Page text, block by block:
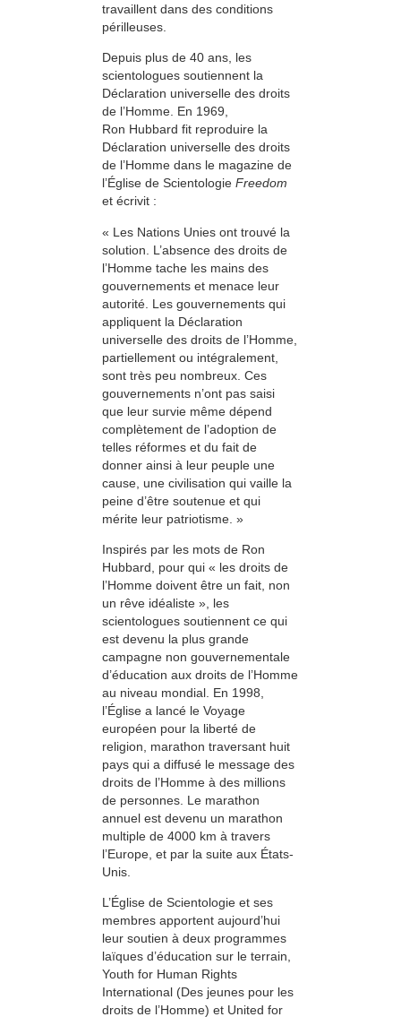
travaillent dans des conditions
périlleuses.
Depuis plus de 40 ans, les
scientologues soutiennent la
Déclaration universelle des droits
de l’Homme. En 1969,
Ron Hubbard fit reproduire la
Déclaration universelle des droits
de l’Homme dans le magazine de
l’Église de Scientologie Freedom
et écrivit :
« Les Nations Unies ont trouvé la
solution. L’absence des droits de
l’Homme tache les mains des
gouvernements et menace leur
autorité. Les gouvernements qui
appliquent la Déclaration
universelle des droits de l’Homme,
partiellement ou intégralement,
sont très peu nombreux. Ces
gouvernements n’ont pas saisi
que leur survie même dépend
complètement de l’adoption de
telles réformes et du fait de
donner ainsi à leur peuple une
cause, une civilisation qui vaille la
peine d’être soutenue et qui
mérite leur patriotisme. »
Inspirés par les mots de Ron
Hubbard, pour qui « les droits de
l’Homme doivent être un fait, non
un rêve idéaliste », les
scientologues soutiennent ce qui
est devenu la plus grande
campagne non gouvernementale
d’éducation aux droits de l’Homme
au niveau mondial. En 1998,
l’Église a lancé le Voyage
européen pour la liberté de
religion, marathon traversant huit
pays qui a diffusé le message des
droits de l’Homme à des millions
de personnes. Le marathon
annuel est devenu un marathon
multiple de 4000 km à travers
l’Europe, et par la suite aux États-
Unis.
L’Église de Scientologie et ses
membres apportent aujourd’hui
leur soutien à deux programmes
laïques d’éducation sur le terrain,
Youth for Human Rights
International (Des jeunes pour les
droits de l’Homme) et United for